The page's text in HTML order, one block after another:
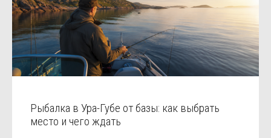
Рыбалка в Ура-Губе от базы: как выбрать
место и чего ждать